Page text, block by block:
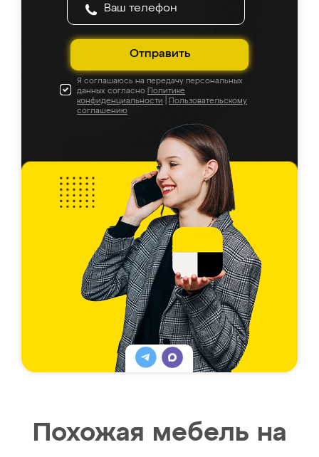
Отправить
Я соглашаюсь на передачу персональных
данных согласно Политике
конфиденциальности
Пользовательскому
соглашению
Похожая мебель на